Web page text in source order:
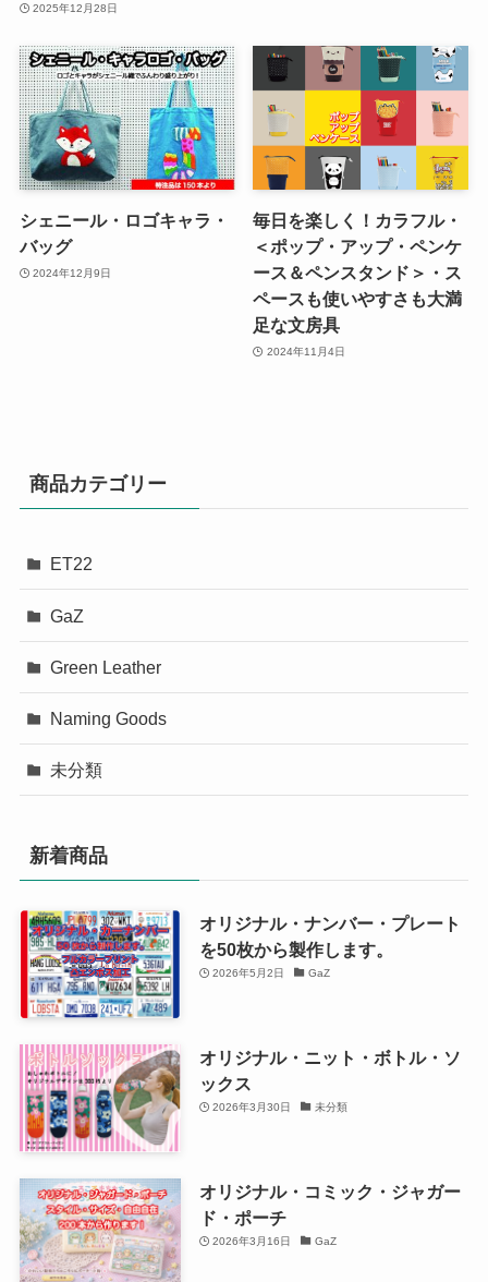
2025年12月28日
シェニール・ロゴキャラ・
バッグ
2024年12月9日
毎日を楽しく！カラフル・
＜ポップ・アップ・ペンケ
ース＆ペンスタンド＞・ス
ペースも使いやすさも大満
足な文房具
2024年11月4日
商品カテゴリー
ET22
GaZ
Green Leather
Naming Goods
未分類
新着商品
オリジナル・ナンバー・プレート
を50枚から製作します。
2026年5月2日 GaZ
オリジナル・ニット・ボトル・ソ
ックス
2026年3月30日 未分類
オリジナル・コミック・ジャガー
ド・ポーチ
2026年3月16日 GaZ